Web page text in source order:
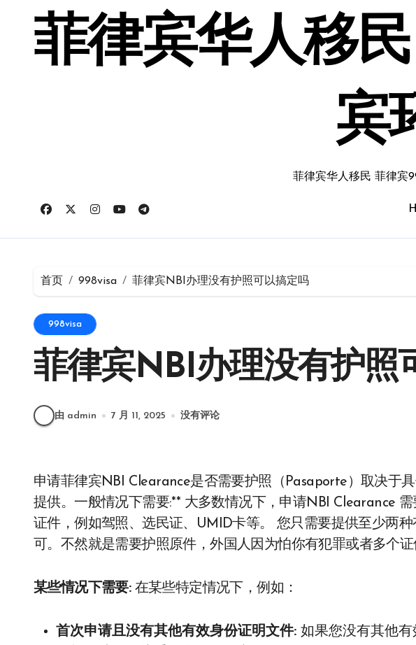
菲律宾华人移
宾
菲律宾华人移民 菲律宾
首页 998visa 菲律宾NBI办理没有护照可以搞定吗
998visa
菲律宾NBI办理没有护照
由 admin 7 月 11, 2025 没有评论
申请菲律宾NBI Clearance是否需要护照（Pasaporte）取决于具体情况，并非所有情况下都必须
提供。一般情况下需要:** 大多数情况下，申请NBI Clearance
证件，例如驾照、选民证、UMID卡等。 您只需要提供至少两
可。不然就是需要护照原件，外国人因为怕你有犯罪或者多个
某些情况下需要:在某些特定情况下，例如：
首次申请且没有其他有效身份证明文件: 如果您没有其他